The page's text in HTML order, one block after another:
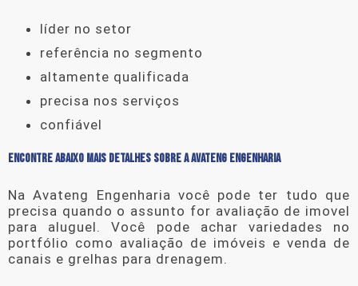
líder no setor
referência no segmento
altamente qualificada
precisa nos serviços
confiável
ENCONTRE ABAIXO MAIS DETALHES SOBRE A AVATENG ENGENHARIA
Na Avateng Engenharia você pode ter tudo que
precisa quando o assunto for avaliação de imovel
para aluguel. Você pode achar variedades no
portfólio como avaliação de imóveis e venda de
canais e grelhas para drenagem.